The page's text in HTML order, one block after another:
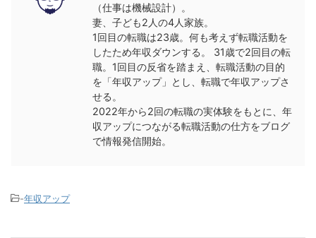
（仕事は機械設計）。
妻、子ども2人の4人家族。
1回目の転職は23歳。何も考えず転職活動を
したため年収ダウンする。 31歳で2回目の転
職。1回目の反省を踏まえ、転職活動の目的
を「年収アップ」とし、転職で年収アップさ
せる。
2022年から2回の転職の実体験をもとに、年
収アップにつながる転職活動の仕方をブログ
で情報発信開始。
-年収アップ